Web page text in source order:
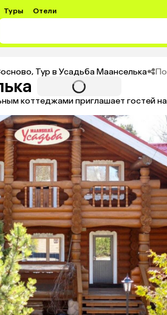
Туры Отели
, Тур в Усадьба Маанселька
коттеджами приглашает гостей